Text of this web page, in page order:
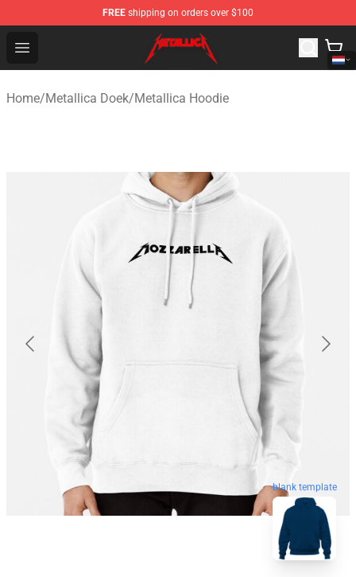
FREE shipping on orders over $100
Open menu
Metallica Store - Official Metallica Merchandise Shop
Home/Metallica Doek/Metallica Hoodie
blank template